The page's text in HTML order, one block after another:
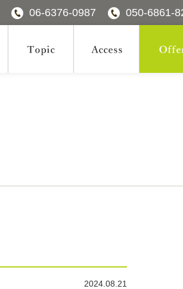
06-6376-0987 050-6861-
2024.08.21